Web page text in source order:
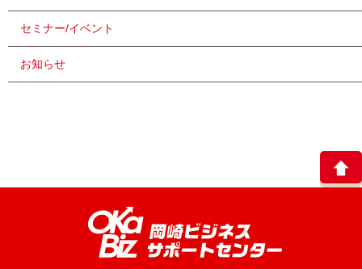
セミナー/イベント
お知らせ